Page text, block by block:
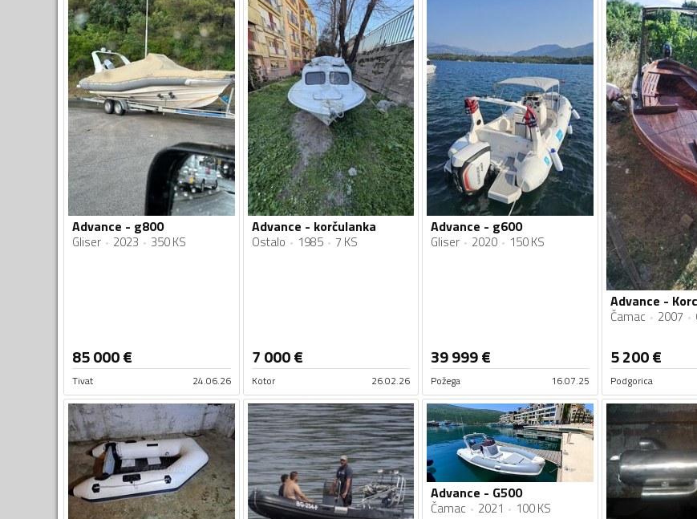
Advance - g800
Gliser 2023 350 KS
85 000€
Tivat 24.06.26
Advance - korčulanka
Ostalo 1985 7 KS
7 000€
Kotor 26.02.26
Advance - g600
Gliser 2020 150 KS
39 999€
Požega 16.07.25
Advance -
Čamac 2007
5 200€
Podgorica
Advance - G500
Čamac 2021 100 KS